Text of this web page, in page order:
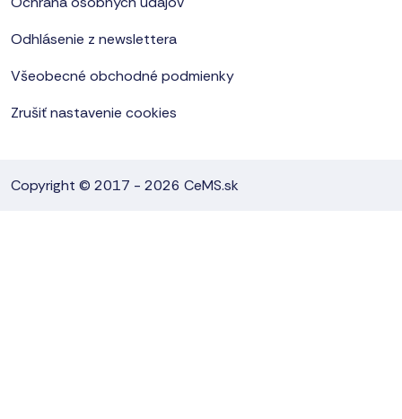
Odhlásenie z newslettera
Všeobecné obchodné podmienky
Zrušiť nastavenie cookies
Copyright © 2017 - 2026 CeMS.sk